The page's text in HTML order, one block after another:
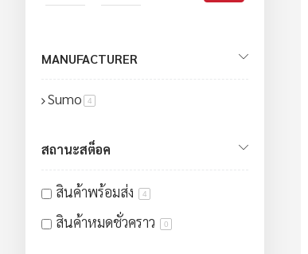
MANUFACTURER
Sumo 4
สถานะสต็อค
สินค้าพร้อมส่ง 4
สินค้าหมดชั่วคราว 0